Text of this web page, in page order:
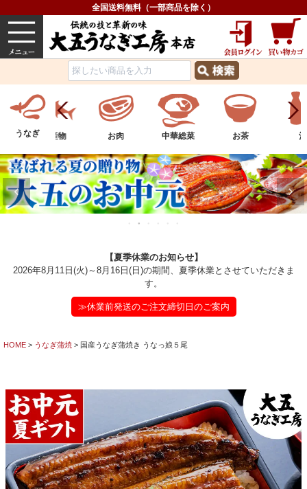
全国送料無料（一部商品を除く）
うなぎ 内祝い グルメ
うなぎ 水産物 お肉 中華総菜 お茶 酒
【夏季休業のお知らせ】
2026年8月11日(火)～8月16日(日)の期間、夏季休業とさせていただきま
す。
≫休業前発送のご注文締切日のご案内
HOME うなぎ蒲焼 国産うなぎ蒲焼き うなっ娘５尾